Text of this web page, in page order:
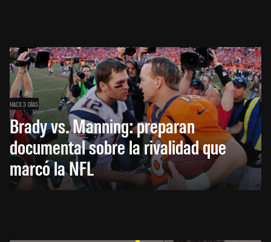
HACE 3 DÍAS
Brady vs. Manning: preparan
documental sobre la rivalidad que
marcó la NFL